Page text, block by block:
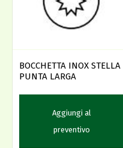
BOCCHETTA INOX STELLA
PUNTA LARGA
Aggiungi al
preventivo